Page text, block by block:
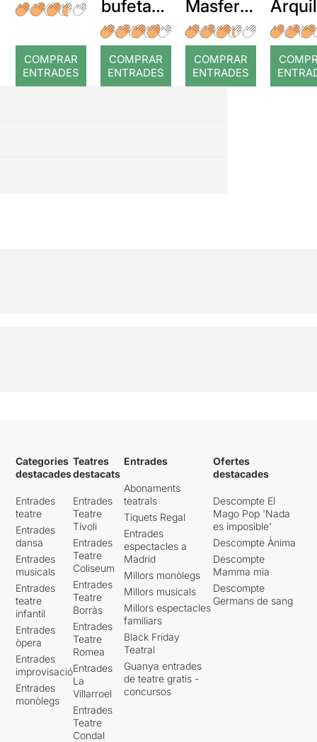
COMPRAR
ENTRADES
bufetada
a temps
COMPRAR
ENTRADES
Masferre
r: Temps
COMPRAR
ENTRADES
:
Categories
destacades
Entrades
teatre
Entrades
dansa
Entrades
musicals
Entrades
teatre
infantil
Entrades
òpera
Entrades
improvisació
Entrades
monòlegs
Teatres
destacats
Entrades
Teatre
Tívoli
Entrades
Teatre
Coliseum
Entrades
Teatre
Borràs
Entrades
Teatre
Romea
Entrades
La
Villarroel
Entrades
Teatre
Condal
Entrades
Abonaments
teatrals
Tiquets Regal
Entrades
espectacles a
Madrid
Millors monòlegs
Millors musicals
Millors espectacles
familiars
Black Friday
Teatral
Guanya entrades
de teatre gratis -
concursos
Ofertes
destacades
Descompte El
Mago Pop 'Nada
es imposible'
Descompte Ànima
Descompte
Mamma mia
Descompte
Germans de sang